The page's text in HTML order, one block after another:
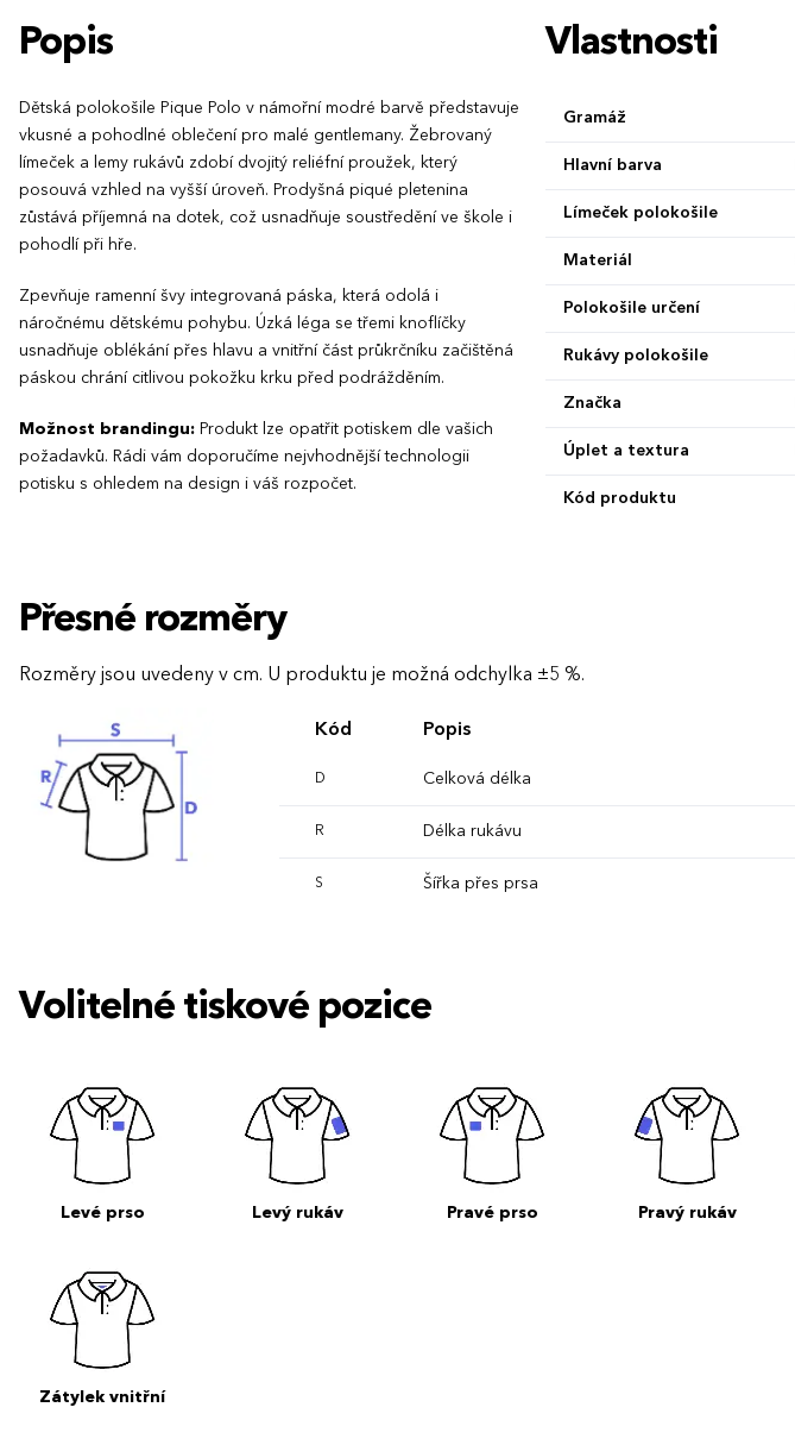
Popis
Dětská polokošile Pique Polo v námořní modré barvě představuje
vkusné a pohodlné oblečení pro malé gentlemany. Žebrovaný
límeček a lemy rukávů zdobí dvojitý reliéfní proužek, který
posouvá vzhled na vyšší úroveň. Prodyšná piqué pletenina
zůstává příjemná na dotek, což usnadňuje soustředění ve škole i
pohodlí při hře.
Zpevňuje ramenní švy integrovaná páska, která odolá i
náročnému dětskému pohybu. Úzká léga se třemi knoflíčky
usnadňuje oblékání přes hlavu a vnitřní část průkrčníku začištěná
páskou chrání citlivou pokožku krku před podrážděním.
Možnost brandingu: Produkt lze opatřit potiskem dle vašich
požadavků. Rádi vám doporučíme nejvhodnější technologii
potisku s ohledem na design i váš rozpočet.
Vlastnosti
Gramáž
Hlavní barva
Límeček polokošile
Materiál
Polokošile určení
Rukávy polokošile
Značka
Úplet a textura
Kód produktu
Přesné rozměry
Rozměry jsou uvedeny v cm. U produktu je možná odchylka ±5 %.
Kód Popis
D Celková délka
R Délka rukávu
S Šířka přes prsa
Volitelné tiskové pozice
Levé prso Levý rukáv Pravé prso Pravý rukáv
Zátylek vnitřní